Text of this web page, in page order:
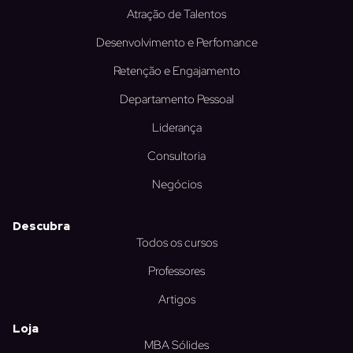
m
i
n
e o
k
Atração de Talentos
Desenvolvimento e Perfomance
Retenção e Engajamento
Departamento Pessoal
Liderança
Consultoria
Negócios
Descubra
Todos os cursos
Professores
Artigos
Loja
MBA Sólides